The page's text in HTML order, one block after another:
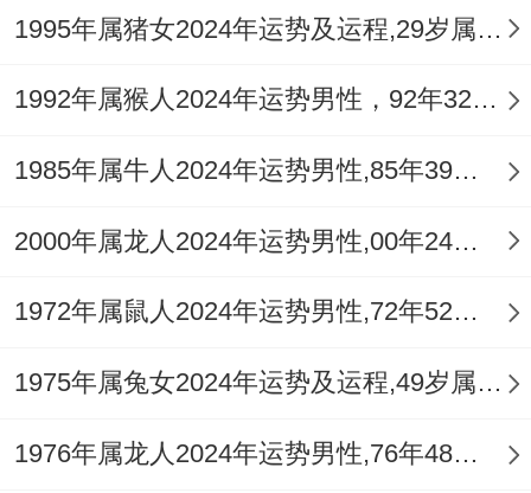
对可能的延误与变故。
官禄宫遇孤辰，人际纷扰需慎处
不利人际关系，在工作中容易感到孤立无
援，或与上司、同事产生隔阂、误会，甚至
竞争趋于白热化，容易有口舌是非，或替人
承担过错。
骤。专注于提升业务技能 ，用实绩说话，尽
1995年属猪女2024年运势及运程,29岁属猪人2024全年每月运势女性如何
1992年属猴人2024年运势男性，92年32岁属猴男2024年每月运程怎么样
1985年属牛人2024年运势男性,85年39岁属牛男2024年每月运程怎么样
2000年属龙人2024年运势男性,00年24岁属龙男2024年每月运程怎么样
1972年属鼠人2024年运势男性,72年52岁属鼠男2024年每月运程怎么样
1975年属兔女2024年运势及运程,49岁属兔人2024全年每月运势女性如何
1976年属龙人2024年运势男性,76年48岁属龙男2024年每月运程怎么样